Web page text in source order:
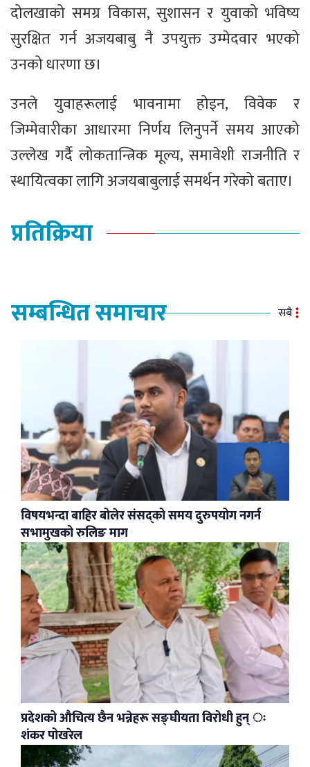
दोलखाको समग्र विकास, सुशासन र युवाको भविष्य
सुरक्षित गर्न अजयबाबु नै उपयुक्त उम्मेदवार भएको
उनको धारणा छ।
उनले युवाहरूलाई भावनामा होइन, विवेक र
जिम्मेवारीका आधारमा निर्णय लिनुपर्ने समय आएको
उल्लेख गर्दै लोकतान्त्रिक मूल्य, समावेशी राजनीति र
स्थायित्वका लागि अजयबाबुलाई समर्थन गरेको बताए।
प्रतिक्रिया
सम्बन्धित समाचार सबै
विषयभन्दा बाहिर बोलेर संसद्को समय दुरुपयोग नगर्न
सभामुखको रुलिङ माग
प्रदेशको औचित्य छैन भन्नेहरू सङ्घीयता विरोधी हुन् ः
शंकर पोखरेल